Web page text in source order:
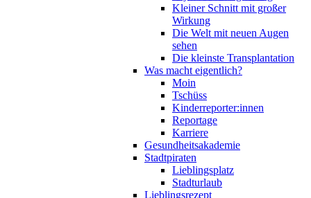
Kleiner Schnitt mit großer
Wirkung
Die Welt mit neuen Augen
sehen
Die kleinste Transplantation
Was macht eigentlich?
Moin
Tschüss
Kinderreporter:innen
Reportage
Karriere
Gesundheitsakademie
Stadtpiraten
Lieblingsplatz
Stadturlaub
Lieblingsrezept